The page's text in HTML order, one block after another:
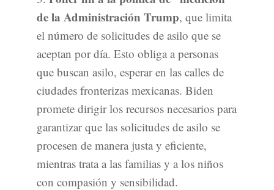
de la Administración Trump, que limita
el número de solicitudes de asilo que se
aceptan por día. Esto obliga a personas
que buscan asilo, esperar en las calles de
ciudades fronterizas mexicanas. Biden
promete dirigir los recursos necesarios para
garantizar que las solicitudes de asilo se
procesen de manera justa y eficiente,
mientras trata a las familias y a los niños
con compasión y sensibilidad.